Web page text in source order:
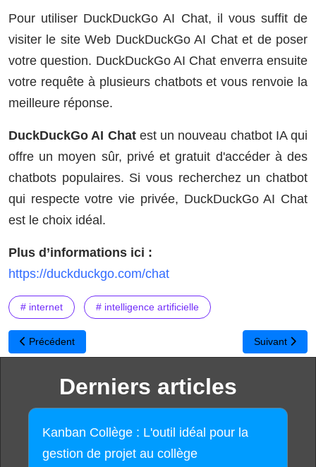
Pour utiliser DuckDuckGo AI Chat, il vous suffit de
visiter le site Web DuckDuckGo AI Chat et de poser
votre question. DuckDuckGo AI Chat enverra ensuite
votre requête à plusieurs chatbots et vous renvoie la
meilleure réponse.
DuckDuckGo AI Chatest un nouveau chatbot IA qui
offre un moyen sûr, privé et gratuit d'accéder à des
chatbots populaires. Si vous recherchez un chatbot
qui respecte votre vie privée, DuckDuckGo AI Chat
est le choix idéal.
Plus d’informations ici :
https://duckduckgo.com/chat
# internet # intelligence artificielle
Article précédent : Better Images of AI : Réinventer la
Précédent Article
Suivant
Derniers articles
Kanban Collège : L'outil idéal pour la
gestion de projet au collège